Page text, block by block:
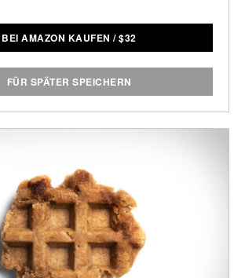
BEI AMAZON KAUFEN /$32
FÜR SPÄTER SPEICHERN